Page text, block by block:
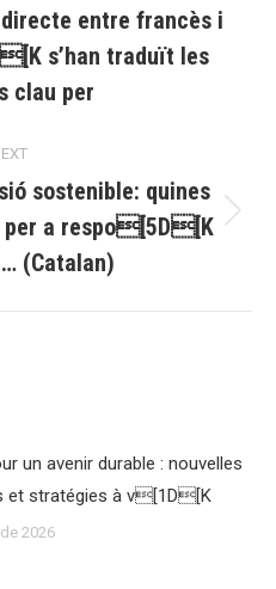
Previous
post:
entre francès i
s’han traduït les
clau per
Next
post:
sostenible: quines
per a respo[5D[K
(Catalan)
un avenir durable : nouvelles
et stratégies à v[1D[K
2026